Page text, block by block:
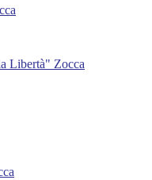
Libertà" Zocca